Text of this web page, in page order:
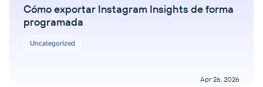
Cómo exportar Instagram Insights de forma
programada
Uncategorized
Apr 26, 2026